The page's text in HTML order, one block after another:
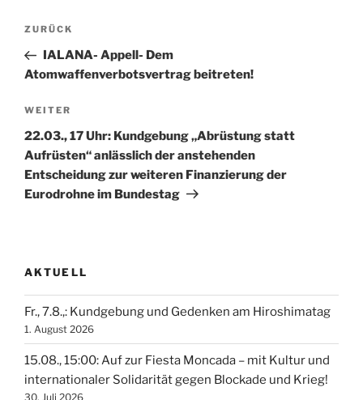
Beitragsnavigation
Vorheriger
Beitrag
ZURÜCK
IALANA- Appell- Dem
Atomwaffenverbotsvertrag beitreten!
Nächster
Beitrag
WEITER
22.03., 17 Uhr: Kundgebung „Abrüstung statt
Aufrüsten“ anlässlich der anstehenden
Entscheidung zur weiteren Finanzierung der
Eurodrohne im Bundestag
AKTUELL
Fr., 7.8.,: Kundgebung und Gedenken am Hiroshimatag
1. August 2026
15.08., 15:00: Auf zur Fiesta Moncada – mit Kultur und
internationaler Solidarität gegen Blockade und Krieg!
30. Juli 2026